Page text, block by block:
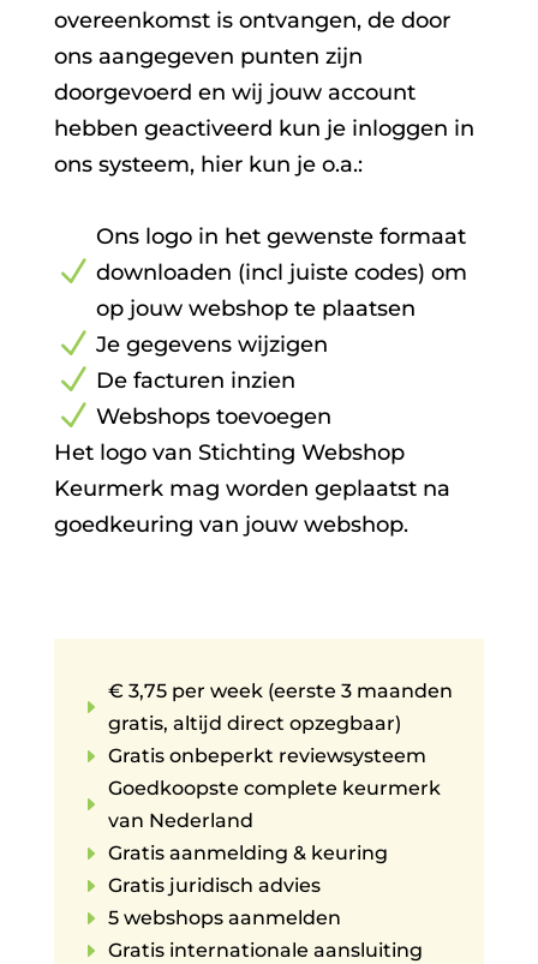
overeenkomst is ontvangen, de door
ons aangegeven punten zijn
doorgevoerd en wij jouw account
hebben geactiveerd kun je inloggen in
ons systeem, hier kun je o.a.:
N
Ons logo in het gewenste formaat
downloaden (incl juiste codes) om
op jouw webshop te plaatsen
N Je gegevens wijzigen
N De facturen inzien
N Webshops toevoegen
Het logo van Stichting Webshop
Keurmerk mag worden geplaatst na
goedkeuring van jouw webshop.
E
€ 3,75 per week (eerste 3 maanden
gratis, altijd direct opzegbaar)
E Gratis onbeperkt reviewsysteem
E
Goedkoopste complete keurmerk
van Nederland
E Gratis aanmelding & keuring
E Gratis juridisch advies
E 5 webshops aanmelden
E Gratis internationale aansluiting